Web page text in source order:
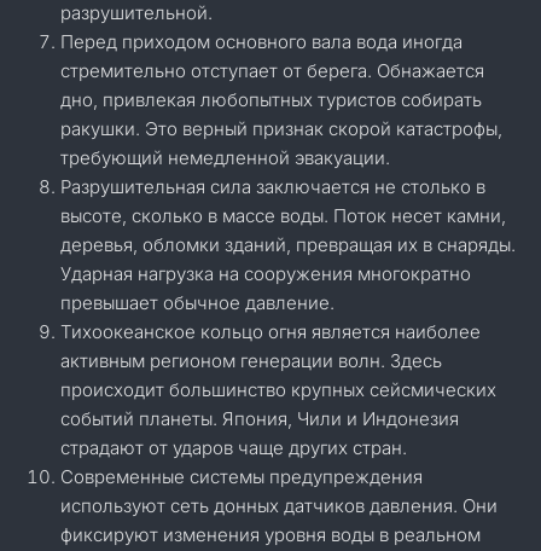
разрушительной.
Перед приходом основного вала вода иногда
стремительно отступает от берега. Обнажается
дно, привлекая любопытных туристов собирать
ракушки. Это верный признак скорой катастрофы,
требующий немедленной эвакуации.
Разрушительная сила заключается не столько в
высоте, сколько в массе воды. Поток несет камни,
деревья, обломки зданий, превращая их в снаряды.
Ударная нагрузка на сооружения многократно
превышает обычное давление.
Тихоокеанское кольцо огня является наиболее
активным регионом генерации волн. Здесь
происходит большинство крупных сейсмических
событий планеты. Япония, Чили и Индонезия
страдают от ударов чаще других стран.
Современные системы предупреждения
используют сеть донных датчиков давления. Они
фиксируют изменения уровня воды в реальном